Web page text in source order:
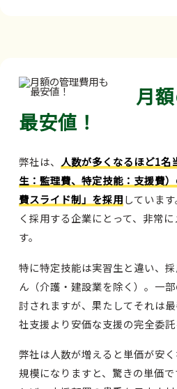
月
最安値！
弊社は、 人数が多くなるほど1名
生：監理費、特定技能：支援費
費スライド制」を採用していま
く採用する企業にとって、非常
す。
特に特定技能は実習生と違い、
ん（介護・建設業を除く）。一
討されますが、果たしてそれは
社支援より安価な支援の完全委託
弊社は人数が増えると単価が安
規模になりますと、驚きの単価